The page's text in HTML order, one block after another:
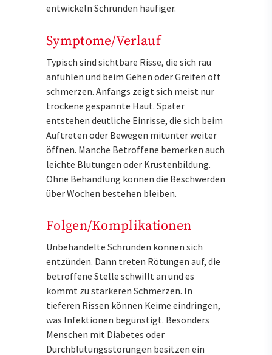
entwickeln Schrunden häufiger.
Symptome/Verlauf
Typisch sind sichtbare Risse, die sich rau
anfühlen und beim Gehen oder Greifen oft
schmerzen. Anfangs zeigt sich meist nur
trockene gespannte Haut. Später
entstehen deutliche Einrisse, die sich beim
Auftreten oder Bewegen mitunter weiter
öffnen. Manche Betroffene bemerken auch
leichte Blutungen oder Krustenbildung.
Ohne Behandlung können die Beschwerden
über Wochen bestehen bleiben.
Folgen/Komplikationen
Unbehandelte Schrunden können sich
entzünden. Dann treten Rötungen auf, die
betroffene Stelle schwillt an und es
kommt zu stärkeren Schmerzen. In
tieferen Rissen können Keime eindringen,
was Infektionen begünstigt. Besonders
Menschen mit Diabetes oder
Durchblutungsstörungen besitzen ein